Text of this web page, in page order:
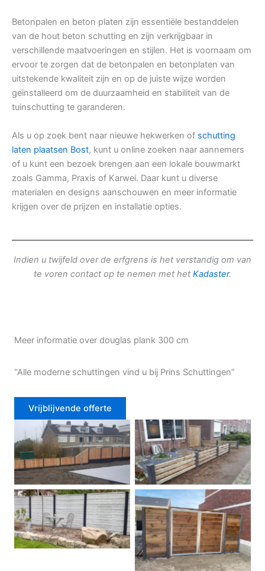
Betonpalen en beton platen zijn essentiële bestanddelen
van de hout beton schutting en zijn verkrijgbaar in
verschillende maatvoeringen en stijlen. Het is voornaam om
ervoor te zorgen dat de betonpalen en betonplaten van
uitstekende kwaliteit zijn en op de juiste wijze worden
geïnstalleerd om de duurzaamheid en stabiliteit van de
tuinschutting te garanderen.
Als u op zoek bent naar nieuwe hekwerken of schutting
laten plaatsen Bost, kunt u online zoeken naar aannemers
of u kunt een bezoek brengen aan een lokale bouwmarkt
zoals Gamma, Praxis of Karwei. Daar kunt u diverse
materialen en designs aanschouwen en meer informatie
krijgen over de prijzen en installatie opties.
Indien u twijfeld over de erfgrens is het verstandig om van
te voren contact op te nemen met het Kadaster.
Meer informatie over douglas plank 300 cm
“Alle moderne schuttingen vind u bij Prins Schuttingen”
Vrijblijvende offerte
Douglas schutting Tuinhek voortuin
Betonschutting
Dubbele poort